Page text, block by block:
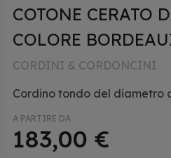
COTONE CERATO
COLORE
CORDINI & CORDONCINI
Cordino tondo del diametro
A PARTIRE DA
183,00 €